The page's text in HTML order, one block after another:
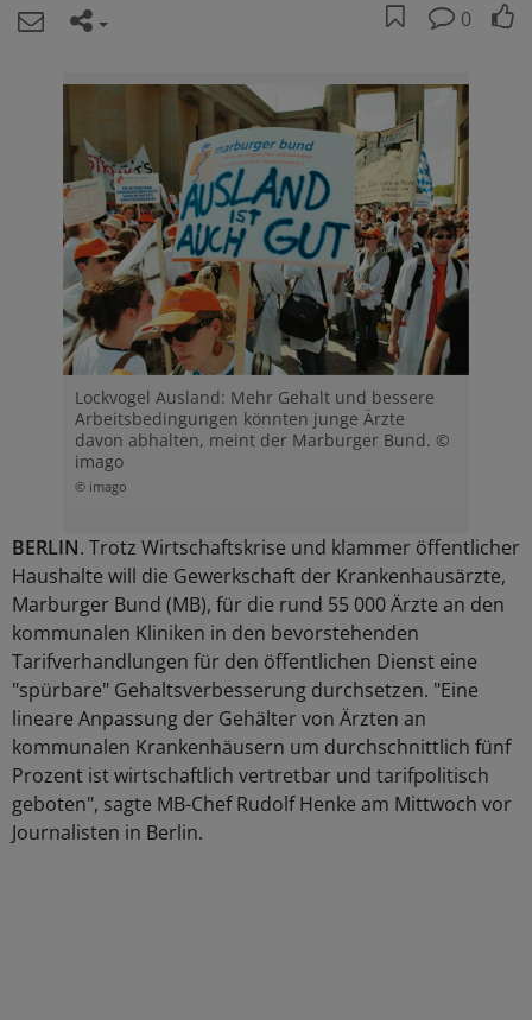
0
Lockvogel Ausland: Mehr Gehalt und bessere
Arbeitsbedingungen könnten junge Ärzte
davon abhalten, meint der Marburger Bund. ©
imago
© imago
BERLIN. Trotz Wirtschaftskrise und klammer öffentlicher
Haushalte will die Gewerkschaft der Krankenhausärzte,
Marburger Bund (MB), für die rund 55 000 Ärzte an den
kommunalen Kliniken in den bevorstehenden
Tarifverhandlungen für den öffentlichen Dienst eine
"spürbare" Gehaltsverbesserung durchsetzen. "Eine
lineare Anpassung der Gehälter von Ärzten an
kommunalen Krankenhäusern um durchschnittlich fünf
Prozent ist wirtschaftlich vertretbar und tarifpolitisch
geboten", sagte MB-Chef Rudolf Henke am Mittwoch vor
Journalisten in Berlin.